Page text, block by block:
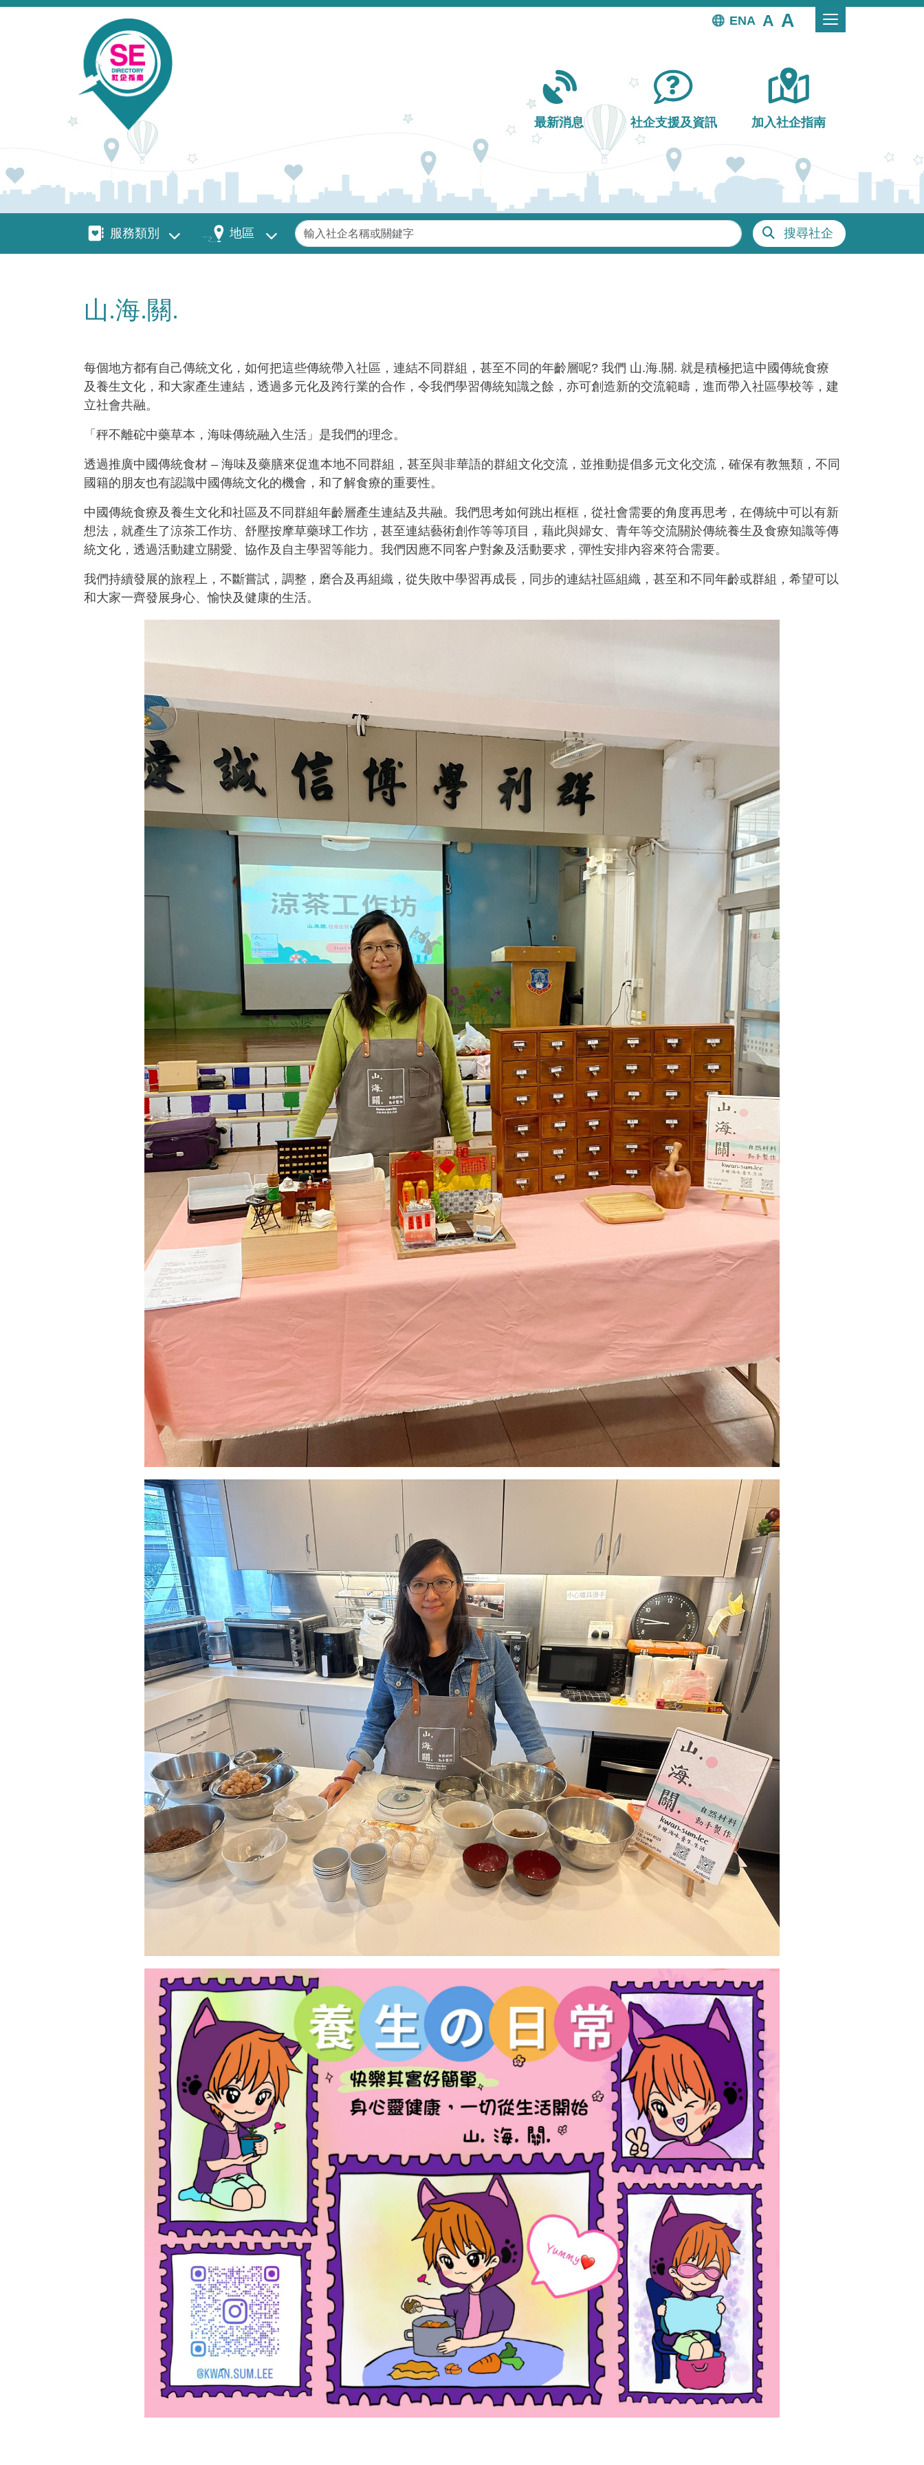
移至主內容
EN
Main navigation
最新消息 社企支援及資訊 加入社企指南
服務類別服務類別 地區 地區 關鍵字 搜尋社企
山.海.關.
每個地方都有自己傳統文化，如何把這些傳統帶入社區，連結不同群組，甚至不同的年齡層呢? 我們 山.海.關. 就是積極把這中國傳統食療
及養生文化，和大家產生連結，透過多元化及跨行業的合作，令我們學習傳統知識之餘，亦可創造新的交流範疇，進而帶入社區學校等，建
立社會共融。
「秤不離砣中藥草本，海味傳統融入生活」是我們的理念。
透過推廣中國傳統食材 – 海味及藥膳來促進本地不同群組，甚至與非華語的群組文化交流，並推動提倡多元文化交流，確保有教無類，不同
國籍的朋友也有認識中國傳統文化的機會，和了解食療的重要性。
中國傳統食療及養生文化和社區及不同群組年齡層產生連結及共融。我們思考如何跳出框框，從社會需要的角度再思考，在傳統中可以有新
想法，就產生了涼茶工作坊、舒壓按摩草藥球工作坊，甚至連結藝術創作等等項目，藉此與婦女、青年等交流關於傳統養生及食療知識等傳
統文化，透過活動建立關愛、協作及自主學習等能力。我們因應不同客户對象及活動要求，彈性安排內容來符合需要。
我們持續發展的旅程上，不斷嘗試，調整，磨合及再組織，從失敗中學習再成長，同步的連結社區組織，甚至和不同年齡或群組，希望可以
和大家一齊發展身心、愉快及健康的生活。